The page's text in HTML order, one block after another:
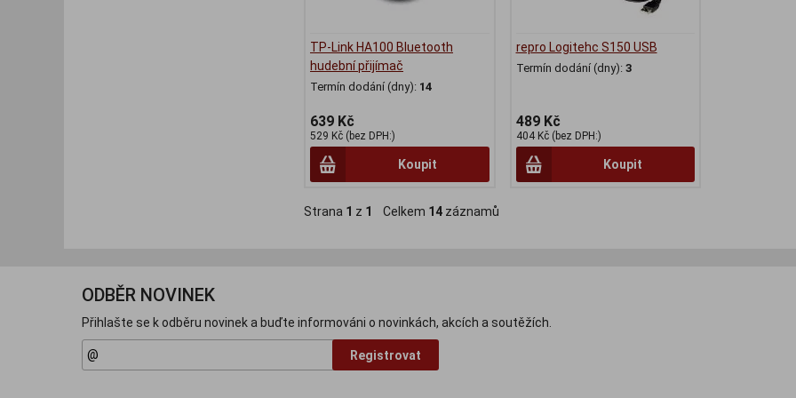
TP-Link HA100 Bluetooth
hudební přijímač
Termín dodání (dny): 14
639 Kč
529 Kč (bez DPH:)
Koupit
repro Logitehc S150 USB
Termín dodání (dny): 3
489 Kč
404 Kč (bez DPH:)
Koupit
Strana 1 z 1 Celkem 14 záznamů
ODBĚR NOVINEK
Přihlašte se k odběru novinek a buďte informováni o novinkách, akcích a soutěžích.
Registrovat